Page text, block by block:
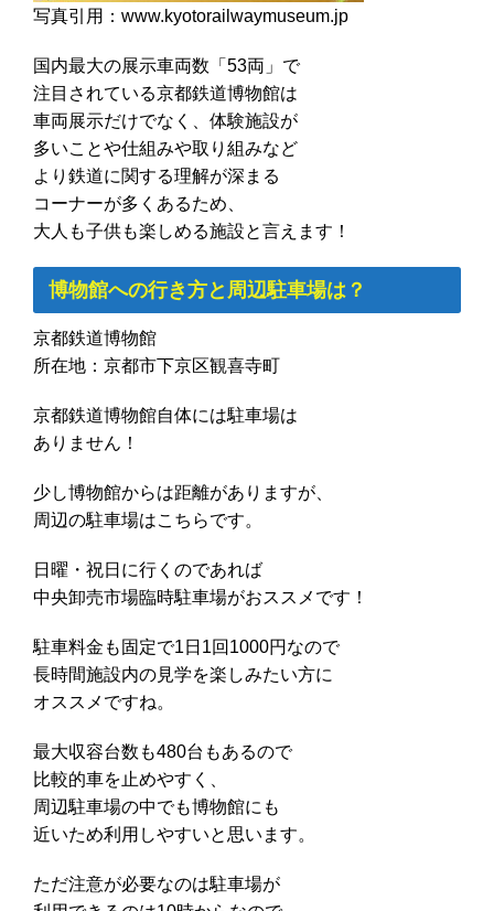
写真引用：www.kyotorailwaymuseum.jp
国内最大の展示車両数「53両」で
注目されている京都鉄道博物館は
車両展示だけでなく、体験施設が
多いことや仕組みや取り組みなど
より鉄道に関する理解が深まる
コーナーが多くあるため、
大人も子供も楽しめる施設と言えます！
博物館への行き方と周辺駐車場は？
京都鉄道博物館
所在地：京都市下京区観喜寺町
京都鉄道博物館自体には駐車場は
ありません！
少し博物館からは距離がありますが、
周辺の駐車場はこちらです。
日曜・祝日に行くのであれば
中央卸売市場臨時駐車場がおススメです！
駐車料金も固定で1日1回1000円なので
長時間施設内の見学を楽しみたい方に
オススメですね。
最大収容台数も480台もあるので
比較的車を止めやすく、
周辺駐車場の中でも博物館にも
近いため利用しやすいと思います。
ただ注意が必要なのは駐車場が